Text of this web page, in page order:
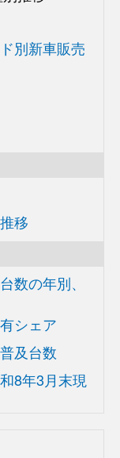
別新車販売
移
数の年別、
シェア
及台数
和8年3月末現